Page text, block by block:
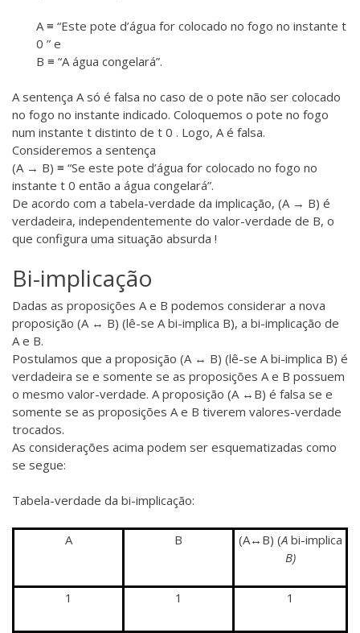
A ≡ “Este pote d’água for colocado no fogo no instante t
0 ” e
B ≡ “A água congelará”.
A sentença A só é falsa no caso de o pote não ser colocado
no fogo no instante indicado. Coloquemos o pote no fogo
num instante t distinto de t 0 . Logo, A é falsa.
Consideremos a sentença
(A → B) ≡ “Se este pote d’água for colocado no fogo no
instante t 0 então a água congelará”.
De acordo com a tabela-verdade da implicação, (A → B) é
verdadeira, independentemente do valor-verdade de B, o
que configura uma situação absurda !
Bi-implicação
Dadas as proposições A e B podemos considerar a nova
proposição (A ↔ B) (lê-se A bi-implica B), a bi-implicação de
A e B.
Postulamos que a proposição (A ↔ B) (lê-se A bi-implica B) é
verdadeira se e somente se as proposições A e B possuem
o mesmo valor-verdade. A proposição (A ↔B) é falsa se e
somente se as proposições A e B tiverem valores-verdade
trocados.
As considerações acima podem ser esquematizadas como
se segue:
Tabela-verdade da bi-implicação:
A B (A↔B) (Abi-implica
B)
1 1 1